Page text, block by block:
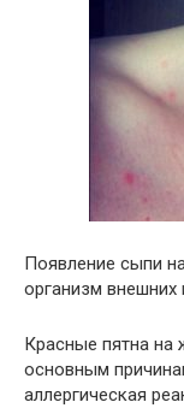
Появление сыпи
организм внешних
Красные пятна на
основным
аллергическая